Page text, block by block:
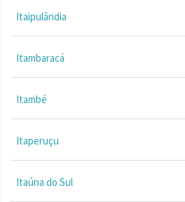
Itaipulândia
Itambaracá
Itambé
Itaperuçu
Itaúna do Sul